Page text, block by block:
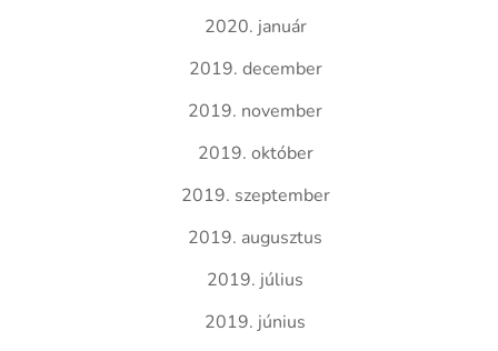
2020. január
2019. december
2019. november
2019. október
2019. szeptember
2019. augusztus
2019. július
2019. június